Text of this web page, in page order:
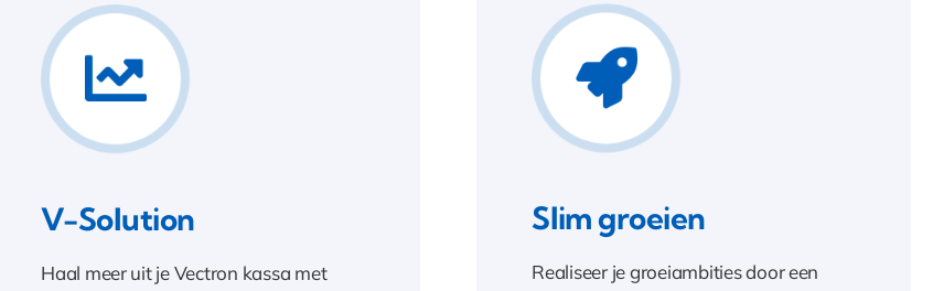
V-Solution
Haal meer uit je Vectron kassa met
Slim groeien
Realiseer je groeiambities door een
Plan een afspraak in met één van onze
specialisten